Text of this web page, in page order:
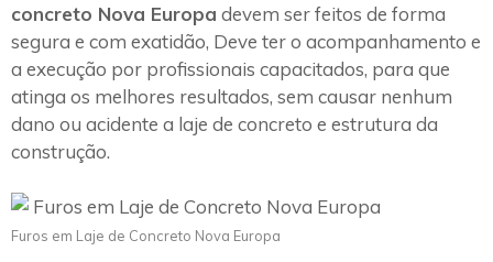
concreto Nova Europa devem ser feitos de forma
segura e com exatidão, Deve ter o acompanhamento e
a execução por profissionais capacitados, para que
atinga os melhores resultados, sem causar nenhum
dano ou acidente a laje de concreto e estrutura da
construção.
Furos em Laje de Concreto Nova Europa